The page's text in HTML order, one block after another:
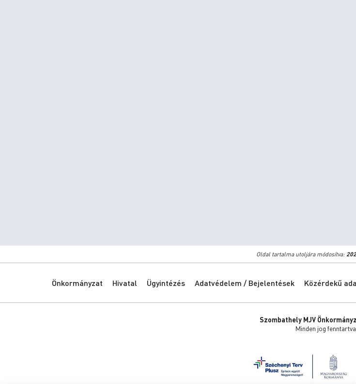
Oldal tartalma utoljára módosítva:
Önkormányzat Hivatal Ügyintézés Adatvédelem / Bejelentések Közérdekű
Szombathely MJV
Minden jog fenntartva